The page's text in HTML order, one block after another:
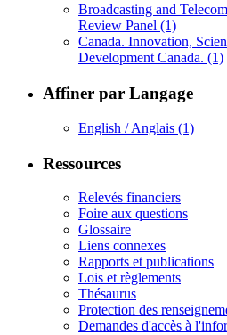
Broadcasting and
Review Panel (1)
Canada. Innovation,
Development Canada. (1)
Affiner par Langage
English / Anglais (1)
Ressources
Relevés financiers
Foire aux questions
Glossaire
Liens connexes
Rapports et publications
Lois et règlements
Thésaurus
Protection des
Demandes d'accès à